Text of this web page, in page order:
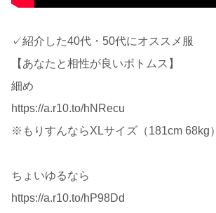
✓紹介した40代・50代にオススメ服
【あなたと相性が良いボトムス】
細め
https://a.r10.to/hNRecu
※もりすんならXLサイズ（181cm 68kg）
ちょいゆるなら
https://a.r10.to/hP98Dd